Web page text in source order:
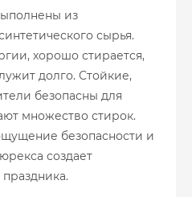
из
сырья.
хорошо стирается,
долго. Стойкие,
безопасны для
множество стирок.
безопасности и
создает